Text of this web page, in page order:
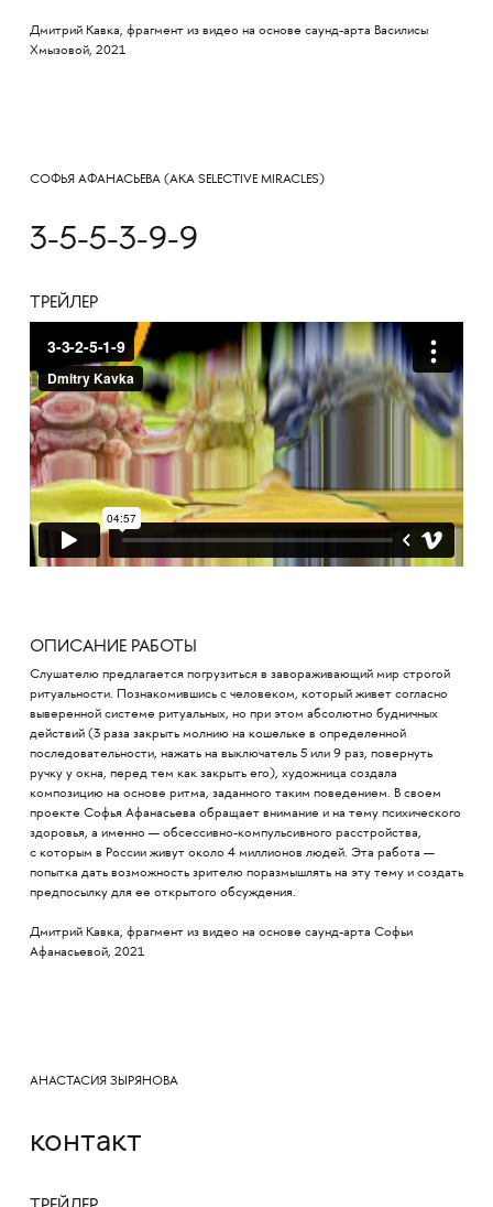
Дмитрий Кавка, фрагмент из видео на основе саунд-арта Василисы
Хмызовой, 2021
СОФЬЯ АФАНАСЬЕВА (AKA SELECTIVE MIRACLES)
3-5-5-3-9-9
ТРЕЙЛЕР
ОПИСАНИЕ РАБОТЫ
Слушателю предлагается погрузиться в завораживающий мир строгой
ритуальности. Познакомившись с человеком, который живет согласно
выверенной системе ритуальных, но при этом абсолютно будничных
действий (3 раза закрыть молнию на кошельке в определенной
последовательности, нажать на выключатель 5 или 9 раз, повернуть
ручку у окна, перед тем как закрыть его), художница создала
композицию на основе ритма, заданного таким поведением. В своем
проекте Софья Афанасьева обращает внимание и на тему психического
здоровья, а именно — обсессивно-компульсивного расстройства,
с которым в России живут около 4 миллионов людей. Эта работа —
попытка дать возможность зрителю поразмышлять на эту тему и создать
предпосылку для ее открытого обсуждения.
Дмитрий Кавка, фрагмент из видео на основе саунд-арта Софьи
Афанасьевой, 2021
АНАСТАСИЯ ЗЫРЯНОВА
контакт